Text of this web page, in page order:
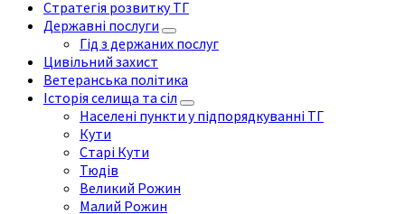
Стратегія розвитку ТГ
Державні послуги
Гід з держаних послуг
Цивільний захист
Ветеранська політика
Історія селища та сіл
Населені пункти у підпорядкуванні ТГ
Кути
Старі Кути
Тюдів
Великий Рожин
Малий Рожин